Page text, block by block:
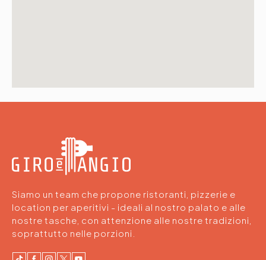
Siamo un team che propone ristoranti, pizzerie e
location per aperitivi - ideali al nostro palato e alle
nostre tasche, con attenzione alle nostre tradizioni,
soprattutto nelle porzioni.